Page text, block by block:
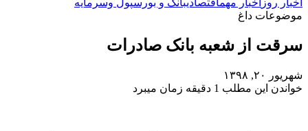
اخبار روز اخبار مهماقتصادیبانک و بورسپول وسرمایه
موضوعات داغ
سرقت از شعبه بانک صادرات
شهریور ۲۰, ۱۳۹۸
خواندن این مطلب 1 دقیقه زمان میبرد